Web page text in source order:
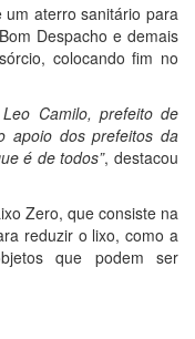
aterro sanitário para
Despacho e demais
colocando fim no
Camilo, prefeito de
apoio dos prefeitos da
é de todos”, destacou
Zero, que consiste na
reduzir o lixo, como a
que podem ser